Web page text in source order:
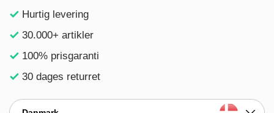
Hurtig levering
30.000+ artikler
100% prisgaranti
30 dages returret